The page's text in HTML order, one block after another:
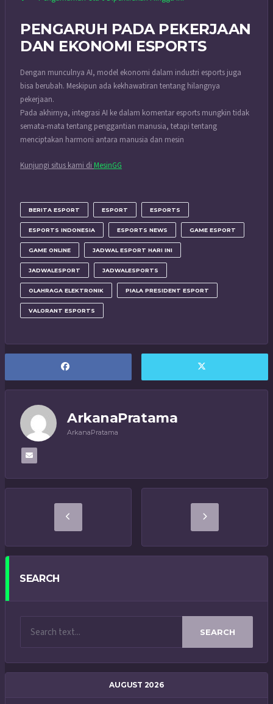
PENGARUH PADA PEKERJAAN
DAN EKONOMI ESPORTS
Dengan munculnya AI, model ekonomi dalam industri esports juga
bisa berubah. Meskipun ada kekhawatiran tentang hilangnya
pekerjaan.
Pada akhirnya, integrasi AI ke dalam komentar esports mungkin tidak
semata-mata tentang penggantian manusia, tetapi tentang
menciptakan harmoni antara manusia dan mesin
Kunjungi situs kami di MesinGG
BERITA ESPORT ESPORT ESPORTS
ESPORTS INDONESIA ESPORTS NEWS GAME ESPORT
GAME ONLINE JADWAL ESPORT HARI INI
JADWALESPORT JADWALESPORTS
OLAHRAGA ELEKTRONIK PIALA PRESIDENT ESPORT
VALORANT ESPORTS
ArkanaPratama
ArkanaPratama
SEARCH
SEARCH
AUGUST 2026